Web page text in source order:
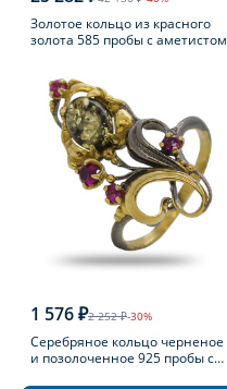
Золотое кольцо из красного
золота 585 пробы с аметистом
1 576 ₽2 252 ₽-30%
Серебряное кольцо черненое
и позолоченное 925 пробы с